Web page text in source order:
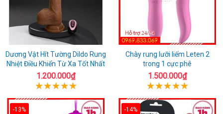
Dương Vật Hít Tường Dildo Rung
Nhiệt Điều Khiển Từ Xa Tốt Nhất
1.200.000₫
Chày rung lưỡi liếm Leten 2
trong 1 cực phê
1.500.000₫
-13% -14%